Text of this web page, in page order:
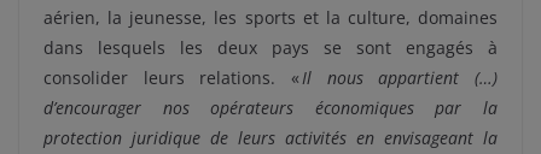
aérien, la jeunesse, les sports et la culture, domaines
dans lesquels les deux pays se sont engagés à
consolider leurs relations. « Il nous appartient (…)
d’encourager nos opérateurs économiques par la
protection juridique de leurs activités en envisageant la